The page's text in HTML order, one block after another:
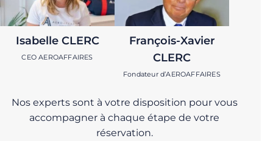
Isabelle CLERC
CEO AEROAFFAIRES
François-Xavier
CLERC
Fondateur d’AEROAFFAIRES
Nos experts sont à votre disposition pour vous
accompagner à chaque étape de votre
réservation.